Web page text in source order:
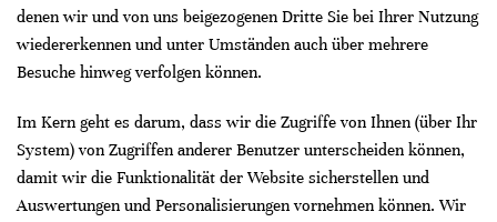
denen wir und von uns beigezogenen Dritte Sie bei Ihrer Nutzung
wiedererkennen und unter Umständen auch über mehrere
Besuche hinweg verfolgen können.
Im Kern geht es darum, dass wir die Zugriffe von Ihnen (über Ihr
System) von Zugriffen anderer Benutzer unterscheiden können,
damit wir die Funktionalität der Website sicherstellen und
Auswertungen und Personalisierungen vornehmen können. Wir